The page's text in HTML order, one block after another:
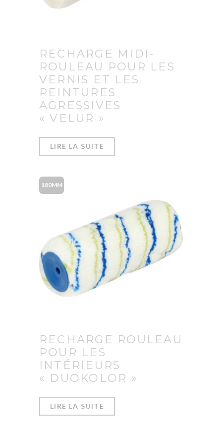
RECHARGE MIDI-
ROULEAU POUR LES
VERNIS ET LES
PEINTURES
AGRESSIVES
« VELUR »
LIRE LA SUITE
RECHARGE ROULEAU
POUR LES
INTÉRIEURS
« DUOKOLOR »
180MM
LIRE LA SUITE